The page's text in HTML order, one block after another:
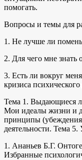
помогать.
Вопросы и темы для
1. Не лучше ли
2. Для чего мне знать
3. Есть ли вокруг
кризиса психического
Тема 1. Выдающиеся
Мои идеалы жизни и
принципы
деятельности. Тема
1. Ананьев Б.Г.
Избранные